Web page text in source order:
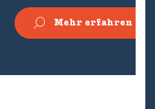
Mehr erfahren